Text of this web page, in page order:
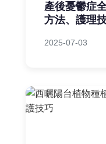
產後憂鬱症
方法、護理
2025-07-03